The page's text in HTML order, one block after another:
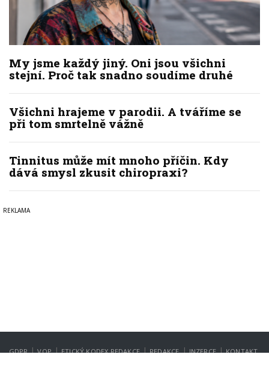
My jsme každý jiný. Oni jsou všichni
stejní. Proč tak snadno soudíme druhé
Všichni hrajeme v parodii. A tváříme se
při tom smrtelně vážně
Tinnitus může mít mnoho příčin. Kdy
dává smysl zkusit chiropraxi?
GDPR | VOP | ETICKÝ KODEX REDAKCE | REDAKCE | INZERCE | KONTAKT